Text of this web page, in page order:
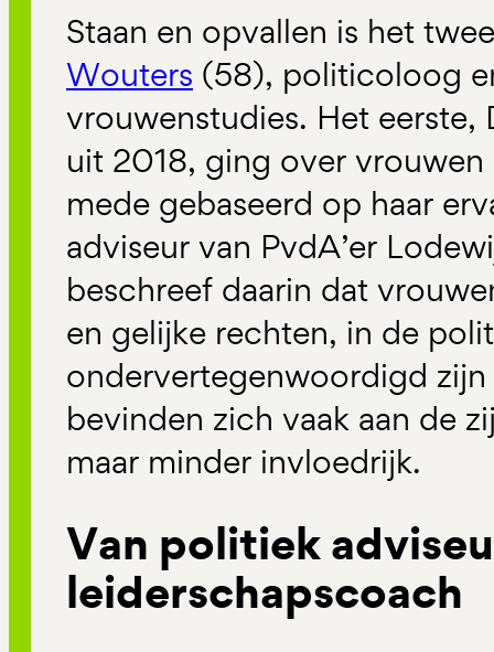
Staan en opvallen is het
Wouters (58), politicoloog
vrouwenstudies. Het eerste,
uit 2018, ging over
mede gebaseerd op haar
adviseur van PvdA’er
beschreef daarin dat
en gelijke rechten, in de
ondervertegenwoordigd
bevinden zich vaak aan de
maar minder invloedrijk.
Van politiek
leiderschapscoach